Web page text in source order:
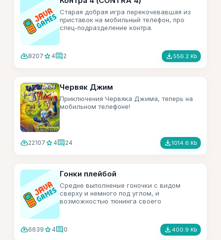
Старая добрая игра перекочевавшая из
приставок на мобильный телефон, про
спец-подразделение контра.
cloud_download8207 star 4comment2 file_download 556.2 Kb
Червяк Джим
Приключения Червяка Джима, теперь на
мобильном телефоне!
cloud_download22107 star 4comment24 file_download1014.6 Kb
Гонки плейбой
Средне выполненые гоночки с видом
сверху и немного под углом, и
возможностью тюнинга своего
cloud_download6639 star 4comment0 file_download 400.9 Kb